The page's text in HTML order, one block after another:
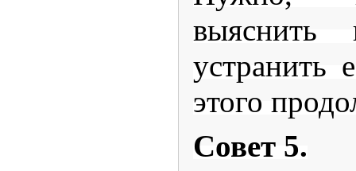
выяснить
устранить
этого
Совет 5.